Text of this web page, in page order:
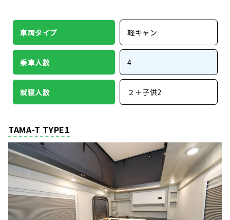
車両タイプ 軽キャン
乗車人数 4
就寝人数 ２＋子供2
TAMA-T TYPE1